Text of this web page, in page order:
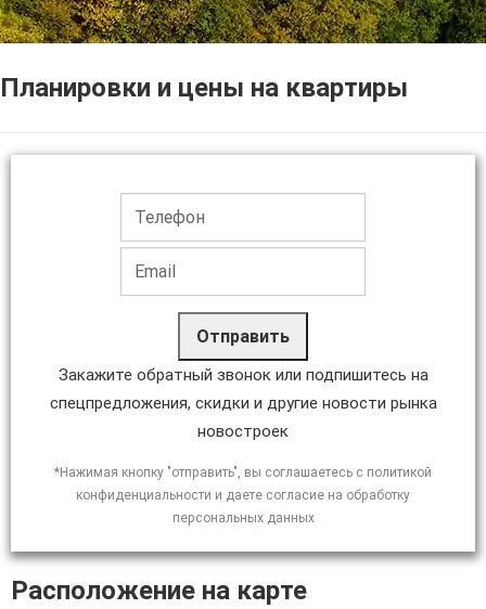
Планировки и цены на квартиры
Отправить
Закажите обратный звонок или подпишитесь на
спецпредложения, скидки и другие новости рынка
новостроек
*Нажимая кнопку "отправить", вы соглашаетесь с политикой
конфиденциальности и даете согласие на обработку
персональных данных
Расположение на карте